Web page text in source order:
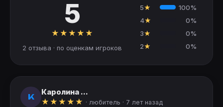
5
★ ★ ★ ★ ★
2 отзыва · по оценкам игроков
5★
100%
4★
0%
3★
0%
2★ 0%
К
Каролина ...
★ ★ ★ ★ ★ · любитель · 7 лет назад